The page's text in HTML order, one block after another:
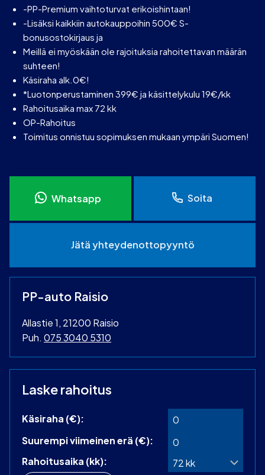
-PP-Premium vaihtoturvat erikoishintaan!
-Lisäksi kaikkiin autokauppoihin 500€ S-
bonusostokirjaus ja
Meillä ei myöskään ole rajoituksia rahoitettavan määrän
suhteen!
Käsiraha alk.0€!
*Luotonperustaminen 399€ ja käsittelykulu 19€/kk
Rahoitusaika max 72 kk
OP-Rahoitus
Toimitus onnistuu sopimuksen mukaan ympäri Suomen!
Whatsapp Soita
Jätä yhteydenottopyyntö
PP-auto Raisio
Allastie 1, 21200 Raisio
Puh. 075 3040 5310
Laske rahoitus
Käsiraha (€):
Suurempi viimeinen erä (€):
Rahoitusaika (kk):